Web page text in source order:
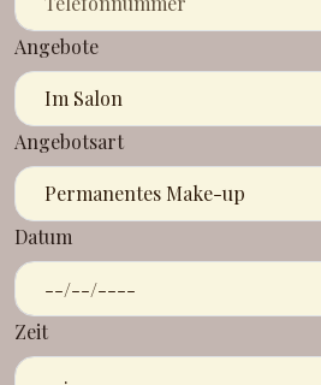
Angebote
Angebotsart
Datum
Zeit